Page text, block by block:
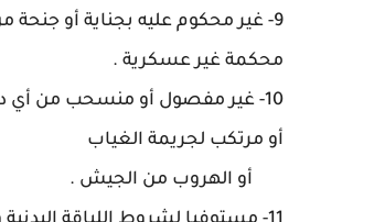
9- غير محكوم عليه بجناية أو
محكمة غير عسكرية .
10- غير مفصول أو منسحب من أي
أو مرتكب لجريمة الغياب
أو الهروب من الجيش .